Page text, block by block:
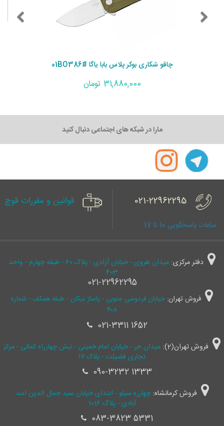
چاقو شکاری بوکر پلاس بابا یاگا #01BO386
31,880,000 تومان
مارا در شبکه های اجتماعی دنبال کنید
021-22962295
ساعات پاسخگویی 10 تا 17
قوانین و مقررات قوچ
دفتر مرکزی:
میدان هروی - خیابان آزادی - پلاک 60 - طبقه چهارم - واحد
403
021-22962295
فروش تهران: خیابان فردوسی جنوبی - پاساژ نیکان - طبقه همکف - شماره
۴۰۸
021-3311 1652
فروش تهران(2):
میدان حر - خیابان امام خمینی - نبش چهارراه کمالی - مرکز
تجاری فضیلت - پلاک ۱۷
090-3232 1333
فروش کرمانشاه:چهارره سیلو - ابتدای خیابان سید جمال ‌الدین اسد
آبادی - پلاک 1016
083-3823 5331